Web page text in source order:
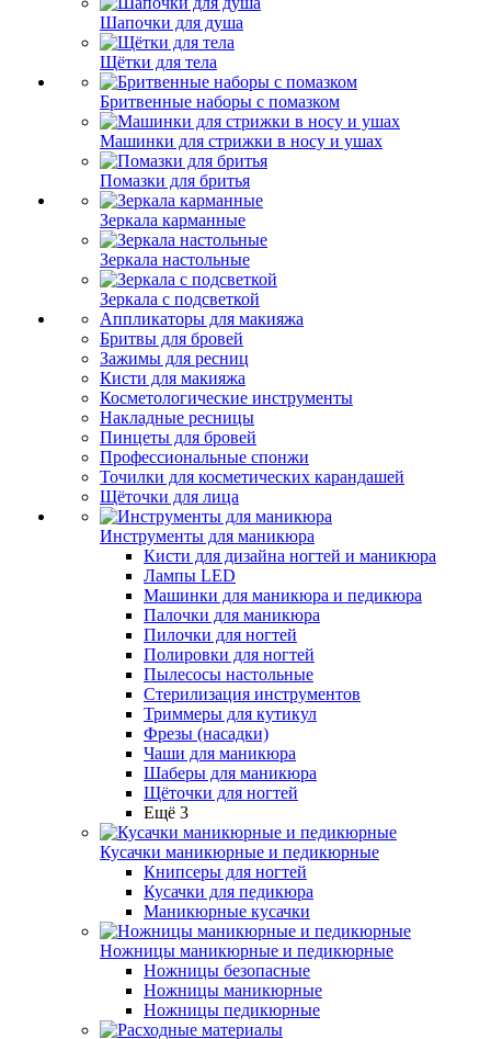
Шапочки для душа
Щётки для тела
Бритвенные наборы с помазком
Машинки для стрижки в носу и ушах
Помазки для бритья
Зеркала карманные
Зеркала настольные
Зеркала с подсветкой
Аппликаторы для макияжа
Бритвы для бровей
Зажимы для ресниц
Кисти для макияжа
Косметологические инструменты
Накладные ресницы
Пинцеты для бровей
Профессиональные спонжи
Точилки для косметических карандашей
Щёточки для лица
Инструменты для маникюра
Кисти для дизайна ногтей и маникюра
Лампы LED
Машинки для маникюра и педикюра
Палочки для маникюра
Пилочки для ногтей
Полировки для ногтей
Пылесосы настольные
Стерилизация инструментов
Триммеры для кутикул
Фрезы (насадки)
Чаши для маникюра
Шаберы для маникюра
Щёточки для ногтей
Ещё 3
Кусачки маникюрные и педикюрные
Книпсеры для ногтей
Кусачки для педикюра
Маникюрные кусачки
Ножницы маникюрные и педикюрные
Ножницы безопасные
Ножницы маникюрные
Ножницы педикюрные